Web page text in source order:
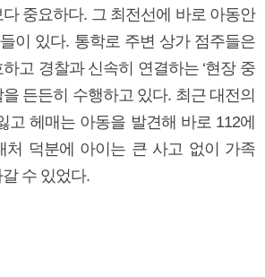
중요하다. 그 최전선에 바로 아동안
이 있다. 통학로 주변 상가 점주들은
고 경찰과 신속히 연결하는 ‘현장 중
을 든든히 수행하고 있다. 최근 대전의
고 헤매는 아동을 발견해 바로 112에
처 덕분에 아이는 큰 사고 없이 가족
수 있었다.